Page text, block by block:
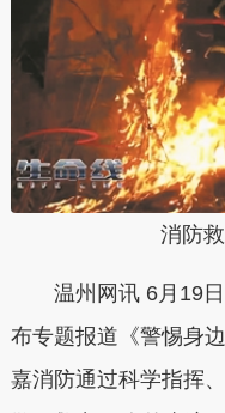
消防
温州网讯 6月19日
布专题报道《警惕身
嘉消防通过科学指挥